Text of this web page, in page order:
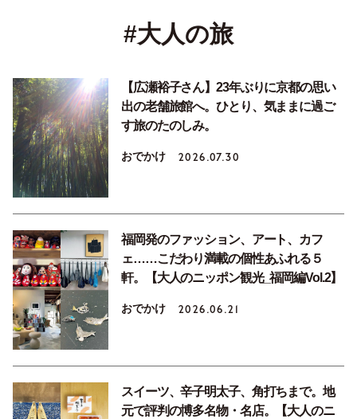
#大人の旅
【広瀬裕子さん】23年ぶりに京都の思い
出の老舗旅館へ。ひとり、気ままに過ご
す旅のたのしみ。
おでかけ 2026.07.30
福岡発のファッション、アート、カフ
ェ……こだわり満載の個性あふれる５
軒。【大人のニッポン観光_福岡編Vol.2】
おでかけ 2026.06.21
スイーツ、辛子明太子、角打ちまで。地
元で評判の博多名物・名店。【大人のニ